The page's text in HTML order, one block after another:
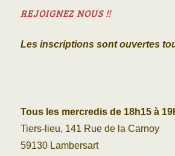
REJOIGNEZ NOUS !!
Les inscriptions sont ouvertes
Tous les mercredis de 18h15 à
Tiers-lieu, 141 Rue de la Carnoy
59130 Lambersart